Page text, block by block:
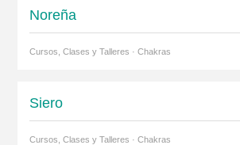
Noreña
Cursos, Clases y Talleres · Chakras
Siero
Cursos, Clases y Talleres · Chakras